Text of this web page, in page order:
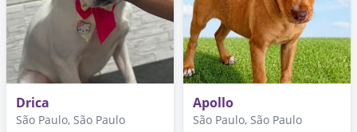
Drica
São Paulo, São Paulo
Apollo
São Paulo, São Paulo